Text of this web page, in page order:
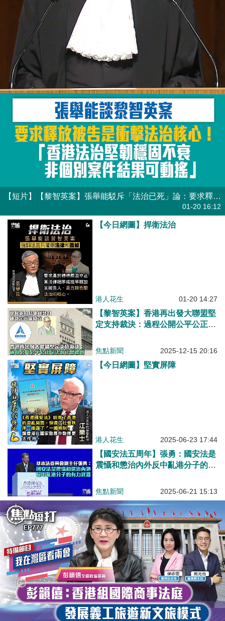
【短片】【黎智英案】張舉能駁斥「法治已死」論：要求​釋放被告是衝擊法治核心！
01-20 16:12
【今日網圖】捍衛法治
港人花生 01-20 14:27
【黎智英案】香港再出發大聯盟堅
定支持裁決：過程公開公平公正是
焦點新聞 2025-12-15 20:16
【今日網圖】堅實屏障
港人花生 2025-06-23 17:44
【國安法五周年】張勇：國安法是
震懾和懲治內外反中亂港分子的有
焦點新聞 2025-06-21 15:13